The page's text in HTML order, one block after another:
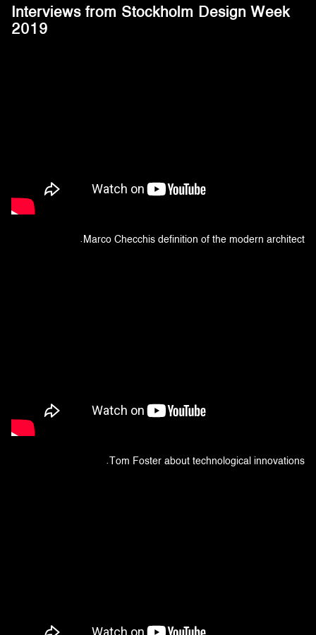
Interviews from Stockholm Design Week
2019
Marco Checchis definition of the modern architect.
Tom Foster about technological innovations.